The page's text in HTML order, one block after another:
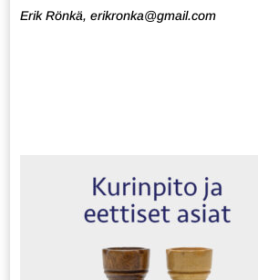
Erik Rönkä, erikronka@gmail.com